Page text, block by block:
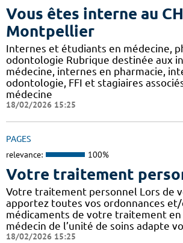
Vous êtes interne au
Montpellier
Internes et étudiants en médecine,
odontologie Rubrique destinée aux
médecine, internes en pharmacie,
odontologie, FFI et stagiaires
médecine
18/02/2026 15:25
PAGES
relevance: 100%
Votre traitement
Votre traitement personnel Lors de
apportez toutes vos ordonnances
médicaments de votre traitement en
médecin de l’unité de soins adapte
18/02/2026 15:25